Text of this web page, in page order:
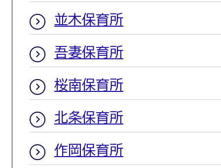
並木保育所
吾妻保育所
桜南保育所
北条保育所
作岡保育所